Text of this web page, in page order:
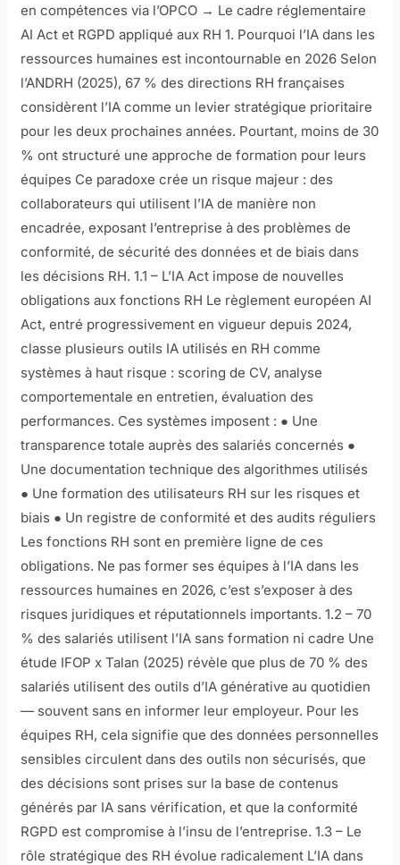
en compétences via l’OPCO → Le cadre réglementaire
AI Act et RGPD appliqué aux RH 1. Pourquoi l’IA dans les
ressources humaines est incontournable en 2026 Selon
l’ANDRH (2025), 67 % des directions RH françaises
considèrent l’IA comme un levier stratégique prioritaire
pour les deux prochaines années. Pourtant, moins de 30
% ont structuré une approche de formation pour leurs
équipes Ce paradoxe crée un risque majeur : des
collaborateurs qui utilisent l’IA de manière non
encadrée, exposant l’entreprise à des problèmes de
conformité, de sécurité des données et de biais dans
les décisions RH. 1.1 – L’IA Act impose de nouvelles
obligations aux fonctions RH Le règlement européen AI
Act, entré progressivement en vigueur depuis 2024,
classe plusieurs outils IA utilisés en RH comme
systèmes à haut risque : scoring de CV, analyse
comportementale en entretien, évaluation des
performances. Ces systèmes imposent : ● Une
transparence totale auprès des salariés concernés ●
Une documentation technique des algorithmes utilisés
● Une formation des utilisateurs RH sur les risques et
biais ● Un registre de conformité et des audits réguliers
Les fonctions RH sont en première ligne de ces
obligations. Ne pas former ses équipes à l’IA dans les
ressources humaines en 2026, c’est s’exposer à des
risques juridiques et réputationnels importants. 1.2 – 70
% des salariés utilisent l’IA sans formation ni cadre Une
étude IFOP x Talan (2025) révèle que plus de 70 % des
salariés utilisent des outils d’IA générative au quotidien
— souvent sans en informer leur employeur. Pour les
équipes RH, cela signifie que des données personnelles
sensibles circulent dans des outils non sécurisés, que
des décisions sont prises sur la base de contenus
générés par IA sans vérification, et que la conformité
RGPD est compromise à l’insu de l’entreprise. 1.3 – Le
rôle stratégique des RH évolue radicalement L’IA dans